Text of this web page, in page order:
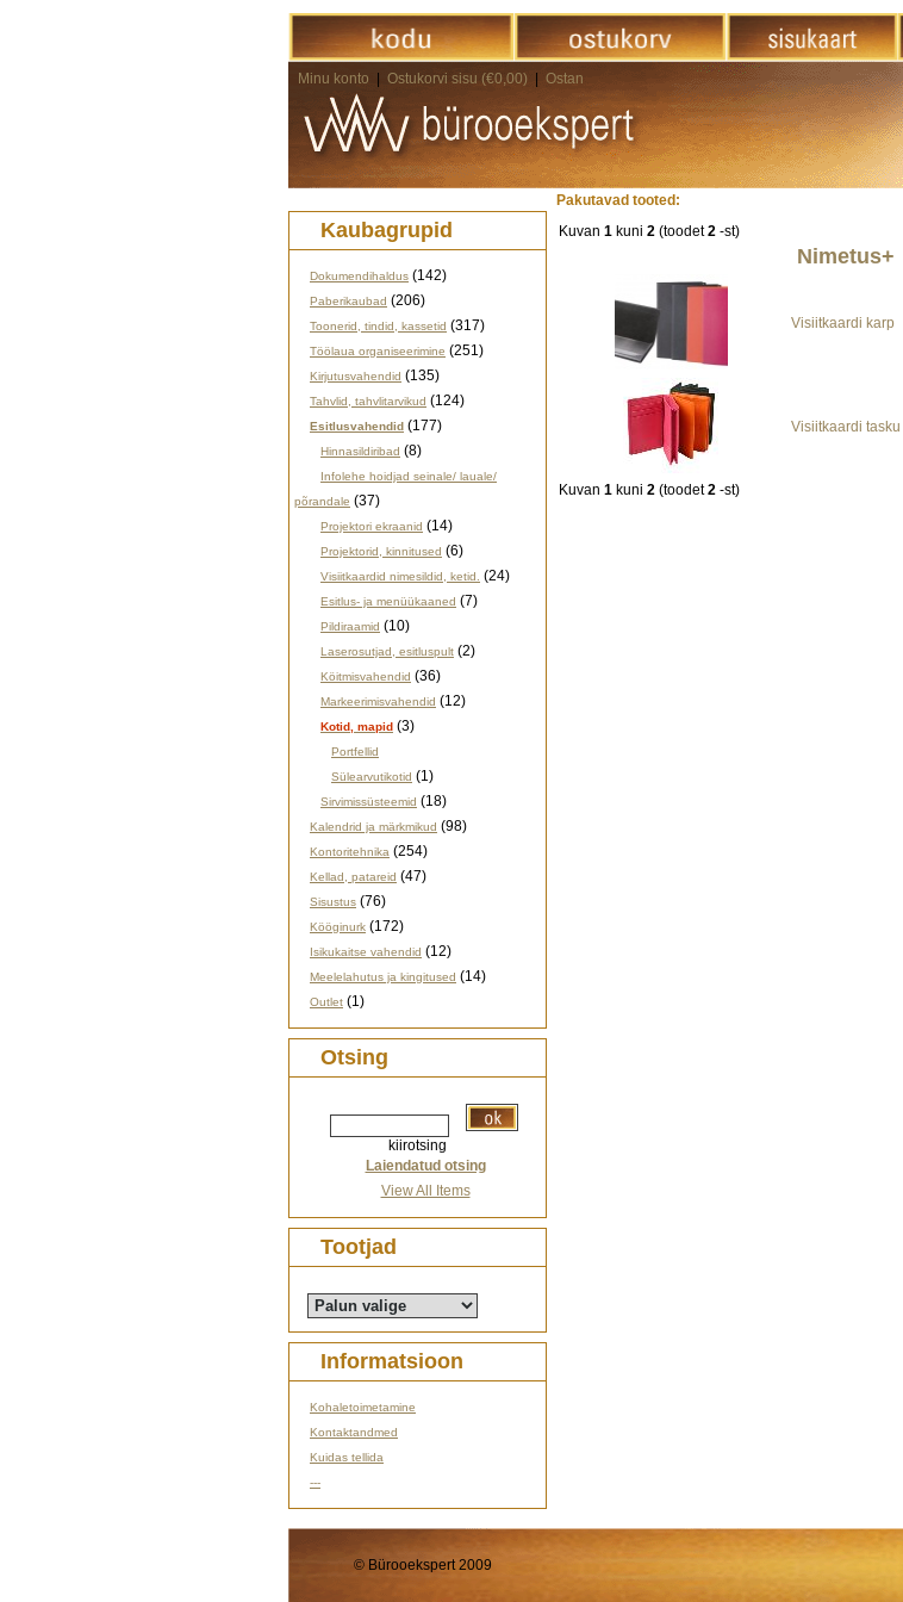
Minu konto Ostukorvi sisu (€0,00) Ostan
Kaubagrupid
Dokumendihaldus (142)
Paberikaubad (206)
Toonerid, tindid, kassetid (317)
Töölaua organiseerimine (251)
Kirjutusvahendid (135)
Tahvlid, tahvlitarvikud (124)
Esitlusvahendid (177)
Hinnasildiribad (8)
Infolehe hoidjad seinale/ lauale/
põrandale (37)
Projektori ekraanid (14)
Projektorid, kinnitused (6)
Visiitkaardid nimesildid, ketid. (24)
Esitlus- ja menüükaaned (7)
Pildiraamid (10)
Laserosutjad, esitluspult (2)
Köitmisvahendid (36)
Markeerimisvahendid (12)
Kotid, mapid (3)
Portfellid
Sülearvutikotid (1)
Sirvimissüsteemid (18)
Kalendrid ja märkmikud (98)
Kontoritehnika (254)
Kellad, patareid (47)
Sisustus (76)
Kööginurk (172)
Isikukaitse vahendid (12)
Meelelahutus ja kingitused (14)
Outlet (1)
Otsing
kiirotsing
Laiendatud otsing
View All Items
Tootjad
Informatsioon
Kohaletoimetamine
Kontaktandmed
Kuidas tellida
---
Pakutavad tooted:
Kuvan 1 kuni 2 (toodet2 -st)
Nimetus+
Visiitkaardi karp
Visiitkaardi tasku
Kuvan 1 kuni 2 (toodet2 -st)
© Bürooekspert 2009